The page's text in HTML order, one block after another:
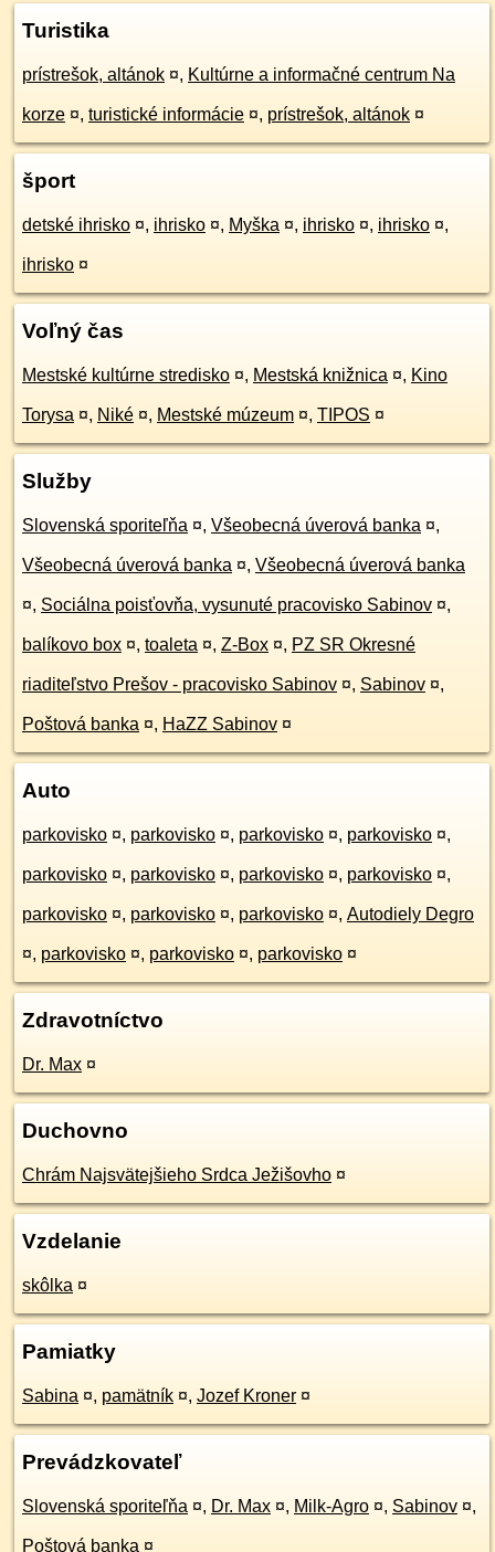
Turistika
prístrešok, altánok ¤, Kultúrne a informačné centrum Na
korze ¤, turistické informácie ¤, prístrešok, altánok ¤
šport
detské ihrisko ¤, ihrisko ¤, Myška ¤, ihrisko ¤, ihrisko ¤,
ihrisko ¤
Voľný čas
Mestské kultúrne stredisko ¤, Mestská knižnica ¤, Kino
Torysa ¤, Niké ¤, Mestské múzeum ¤, TIPOS ¤
Služby
Slovenská sporiteľňa ¤, Všeobecná úverová banka ¤,
Všeobecná úverová banka ¤, Všeobecná úverová banka
¤, Sociálna poisťovňa, vysunuté pracovisko Sabinov ¤,
balíkovo box ¤, toaleta ¤, Z-Box ¤, PZ SR Okresné
riaditeľstvo Prešov - pracovisko Sabinov ¤, Sabinov ¤,
Poštová banka ¤, HaZZ Sabinov ¤
Auto
parkovisko ¤, parkovisko ¤, parkovisko ¤, parkovisko ¤,
parkovisko ¤, parkovisko ¤, parkovisko ¤, parkovisko ¤,
parkovisko ¤, parkovisko ¤, parkovisko ¤, Autodiely Degro
¤, parkovisko ¤, parkovisko ¤, parkovisko ¤
Zdravotníctvo
Dr. Max ¤
Duchovno
Chrám Najsvätejšieho Srdca Ježišovho ¤
Vzdelanie
skôlka ¤
Pamiatky
Sabina ¤, pamätník ¤, Jozef Kroner ¤
Prevádzkovateľ
Slovenská sporiteľňa ¤, Dr. Max ¤, Milk-Agro ¤, Sabinov ¤,
Poštová banka ¤